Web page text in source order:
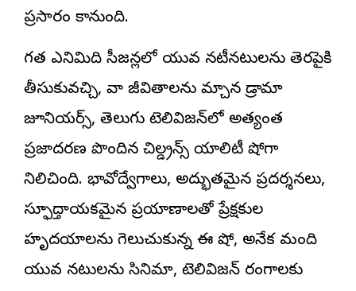
ప్రసారం కానుంది.
గత ఎనిమిది సీజన్లలో యువ నటీనటులను తెరపైకి
తీసుకువచ్చి, వారి జీవితాలను మార్చిన డ్రామా
జూనియర్స్, తెలుగు టెలివిజన్‌లో అత్యంత
ప్రజాదరణ పొందిన చిల్డ్రన్స్ రియాలిటీ షోగా
నిలిచింది. భావోద్వేగాలు, అద్భుతమైన ప్రదర్శనలు,
స్ఫూర్తిదాయకమైన ప్రయాణాలతో ప్రేక్షకుల
హృదయాలను గెలుచుకున్న ఈ షో, అనేక మంది
యువ నటులను సినిమా, టెలివిజన్ రంగాలకు